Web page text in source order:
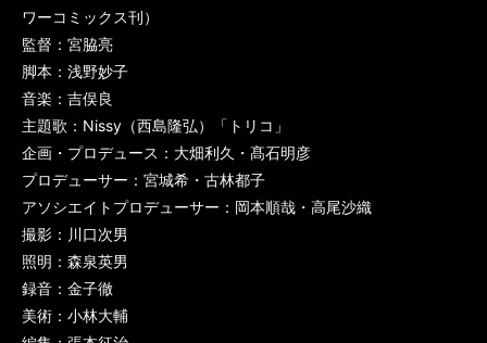
ワーコミックス刊）
監督：宮脇亮
脚本：浅野妙子
音楽：吉俣良
主題歌：Nissy（西島隆弘）「トリコ」
企画・プロデュース：大畑利久・髙石明彦
プロデューサー：宮城希・古林都子
アソシエイトプロデューサー：岡本順哉・高尾沙織
撮影：川口次男
照明：森泉英男
録音：金子徹
美術：小林大輔